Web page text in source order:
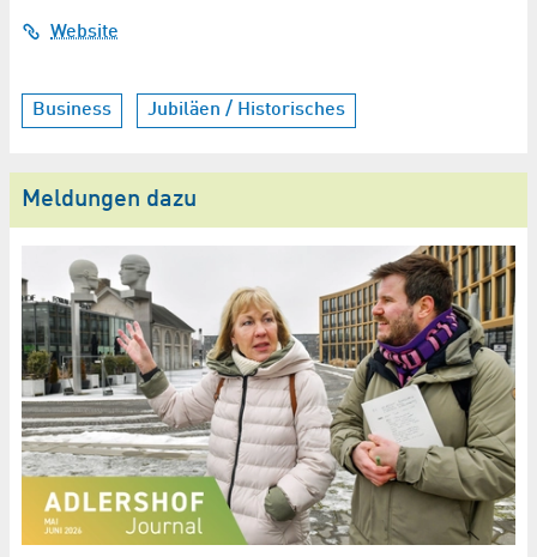
Website
Business Jubiläen / Historisches
Meldungen dazu